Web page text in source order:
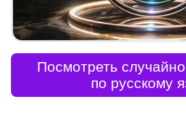
Посмотреть
по русскому